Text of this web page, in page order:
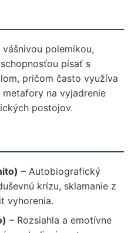
polemikou,
písať s
pričom často využíva
na vyjadrenie
postojov.
– Autobiografický
krízu, sklamanie z
vyhorenia.
– Rozsiahla a emotívne